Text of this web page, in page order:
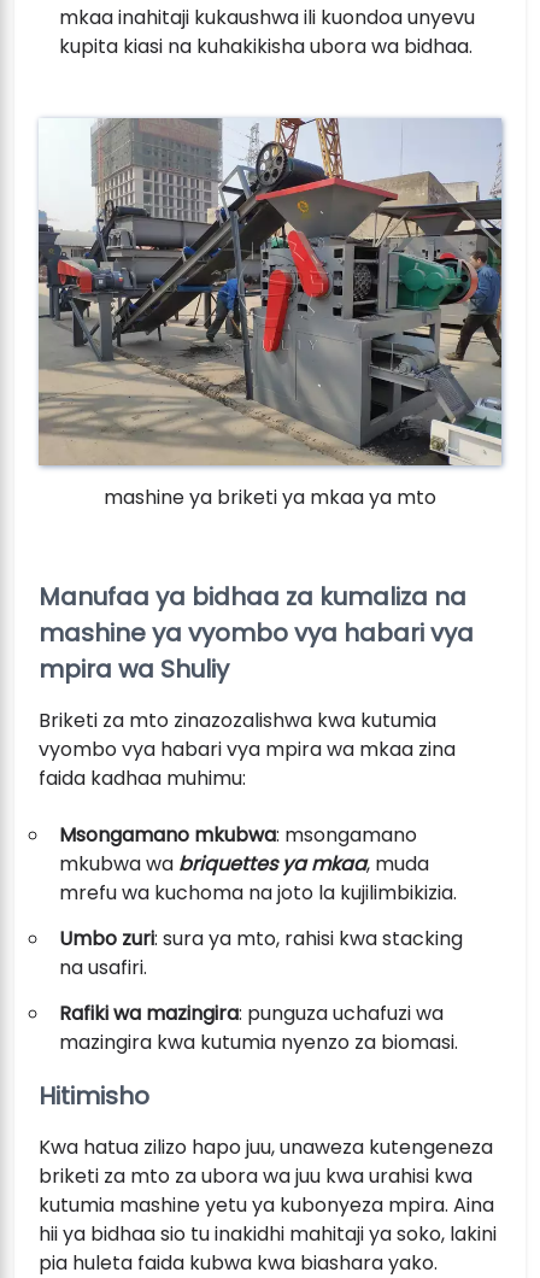
mkaa inahitaji kukaushwa ili kuondoa unyevu
kupita kiasi na kuhakikisha ubora wa bidhaa.
mashine ya briketi ya mkaa ya mto
Manufaa ya bidhaa za kumaliza na
mashine ya vyombo vya habari vya
mpira wa Shuliy
Briketi za mto zinazozalishwa kwa kutumia
vyombo vya habari vya mpira wa mkaa zina
faida kadhaa muhimu:
Msongamano mkubwa: msongamano
mkubwa wa briquettes ya mkaa, muda
mrefu wa kuchoma na joto la kujilimbikizia.
Umbo zuri: sura ya mto, rahisi kwa stacking
na usafiri.
Rafiki wa mazingira: punguza uchafuzi wa
mazingira kwa kutumia nyenzo za biomasi.
Hitimisho
Kwa hatua zilizo hapo juu, unaweza kutengeneza
briketi za mto za ubora wa juu kwa urahisi kwa
kutumia mashine yetu ya kubonyeza mpira. Aina
hii ya bidhaa sio tu inakidhi mahitaji ya soko, lakini
pia huleta faida kubwa kwa biashara yako.